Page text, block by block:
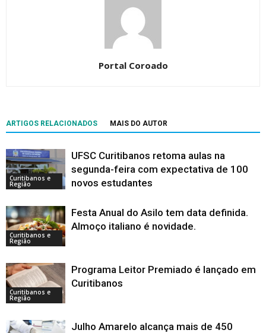
Portal Coroado
ARTIGOS RELACIONADOS MAIS DO AUTOR
Curitibanos e
Região
UFSC Curitibanos retoma aulas na
segunda-feira com expectativa de 100
novos estudantes
Curitibanos e
Região
Festa Anual do Asilo tem data definida.
Almoço italiano é novidade.
Curitibanos e
Região
Programa Leitor Premiado é lançado em
Curitibanos
Julho Amarelo alcança mais de 450